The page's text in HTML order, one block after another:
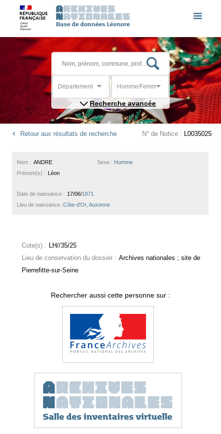
Département Homme/Femme
Recherche avancée
Retour aux résultats de recherche N° de Notice : L0035025
Sexe : Homme
Nom : ANDRE
Prénom(s) : Léon
Date de naissance : 17/06/1871
Lieu de naissance :Côte-d'Or, Auxonne
Cote(s) : LH//35/25
Lieu de conservation du dossier : Archives nationales ; site de
Pierrefitte-sur-Seine
Rechercher aussi cette personne sur :